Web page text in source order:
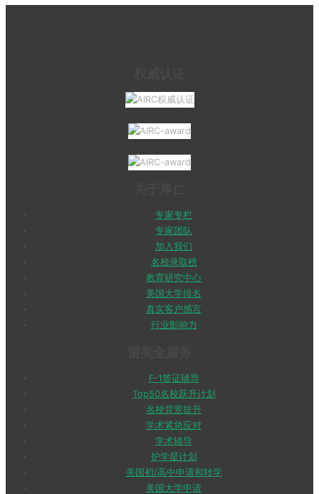
专家专栏
专家团队
加入我们
名校录取榜
教育研究中心
美国大学排名
真实客户感言
行业影响力
F-1签证辅导
Top50名校跃升计划
名校背景提升
学术紧急应对
学术辅导
护学星计划
美国初/高中申请和转学
美国大学申请